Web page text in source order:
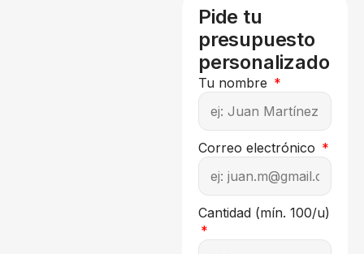
Pide tu
presupuesto
personalizado
Tu nombre
Correo electrónico
Cantidad (mín. 100/u)